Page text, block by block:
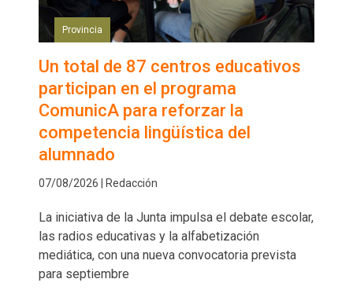
Provincia
Un total de 87 centros educativos
participan en el programa
ComunicA para reforzar la
competencia lingüística del
alumnado
07/08/2026 | Redacción
La iniciativa de la Junta impulsa el debate escolar,
las radios educativas y la alfabetización
mediática, con una nueva convocatoria prevista
para septiembre